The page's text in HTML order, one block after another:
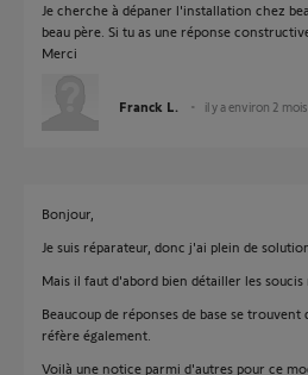
Je cherche à dépaner l'installation chez
beau père. Si tu as une réponse
Merci
Franck L. il y a environ 2 mois
Bonjour,
Je suis réparateur, donc j'ai plein de
Mais il faut d'abord bien détailler les
Beaucoup de réponses de base se
réfère également.
Voilà une notice parmi d'autres pour ce